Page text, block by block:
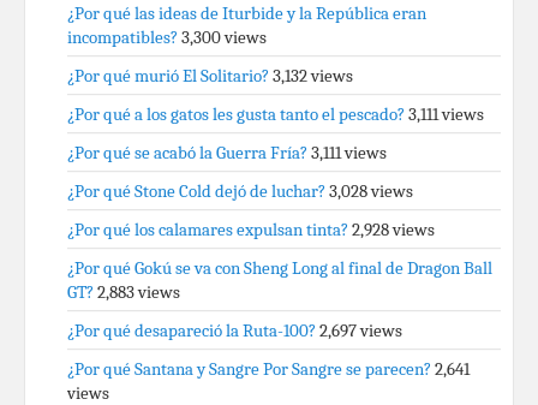
¿Por qué las ideas de Iturbide y la República eran
incompatibles? 3,300 views
¿Por qué murió El Solitario? 3,132 views
¿Por qué a los gatos les gusta tanto el pescado? 3,111 views
¿Por qué se acabó la Guerra Fría? 3,111 views
¿Por qué Stone Cold dejó de luchar? 3,028 views
¿Por qué los calamares expulsan tinta? 2,928 views
¿Por qué Gokú se va con Sheng Long al final de Dragon Ball
GT? 2,883 views
¿Por qué desapareció la Ruta-100? 2,697 views
¿Por qué Santana y Sangre Por Sangre se parecen? 2,641
views